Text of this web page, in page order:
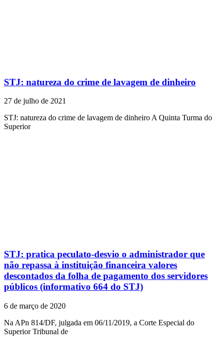
STJ: natureza do crime de lavagem de dinheiro
27 de julho de 2021
STJ: natureza do crime de lavagem de dinheiro A Quinta Turma do
Superior
STJ: pratica peculato-desvio o administrador que
não repassa à instituição financeira valores
descontados da folha de pagamento dos servidores
públicos (informativo 664 do STJ)
6 de março de 2020
Na APn 814/DF, julgada em 06/11/2019, a Corte Especial do
Superior Tribunal de